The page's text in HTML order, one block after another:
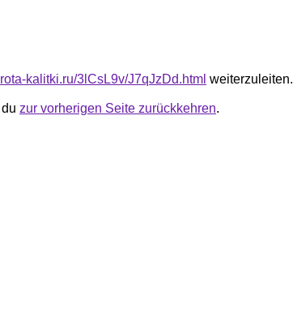
kalitki.ru/3lCsL9v/J7qJzDd.html weiterzuleiten.
zur vorherigen Seite zurückkehren.